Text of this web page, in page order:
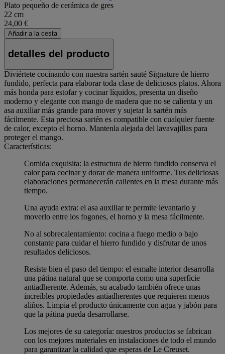
Plato pequeño de cerámica de gres
22 cm
24,00 €
Añadir a la cesta
detalles del producto
Diviértete cocinando con nuestra sartén sauté Signature de hierro
fundido, perfecta para elaborar toda clase de deliciosos platos. Ahora
más honda para estofar y cocinar líquidos, presenta un diseño
moderno y elegante con mango de madera que no se calienta y un
asa auxiliar más grande para mover y sujetar la sartén más
fácilmente. Esta preciosa sartén es compatible con cualquier fuente
de calor, excepto el horno. Mantenla alejada del lavavajillas para
proteger el mango.
Características:
Comida exquisita: la estructura de hierro fundido conserva el
calor para cocinar y dorar de manera uniforme. Tus deliciosas
elaboraciones permanecerán calientes en la mesa durante más
tiempo.
Una ayuda extra: el asa auxiliar te permite levantarlo y
moverlo entre los fogones, el horno y la mesa fácilmente.
No al sobrecalentamiento: cocina a fuego medio o bajo
constante para cuidar el hierro fundido y disfrutar de unos
resultados deliciosos.
Resiste bien el paso del tiempo: el esmalte interior desarrolla
una pátina natural que se comporta como una superficie
antiadherente. Además, su acabado también ofrece unas
increíbles propiedades antiadherentes que requieren menos
aliños. Limpia el producto únicamente con agua y jabón para
que la pátina pueda desarrollarse.
Los mejores de su categoría: nuestros productos se fabrican
con los mejores materiales en instalaciones de todo el mundo
para garantizar la calidad que esperas de Le Creuset.